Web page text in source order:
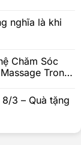
nghĩa là khi
Chăm Sóc
Trong
3 – Quà tặng